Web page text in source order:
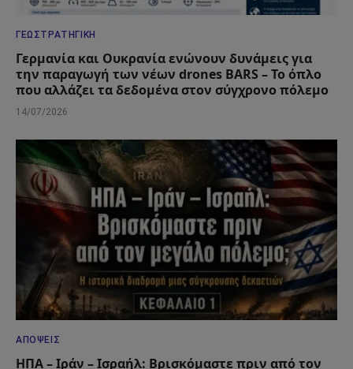
ΓΕΩΣΤΡΑΤΗΓΙΚΉ
Γερμανία και Ουκρανία ενώνουν δυνάμεις για
την παραγωγή των νέων drones BARS – Το όπλο
που αλλάζει τα δεδομένα στον σύγχρονο πόλεμο
14/07/2026
ΑΠΌΨΕΙΣ
ΗΠΑ – Ιράν – Ισραήλ: Βρισκόμαστε πριν από τον